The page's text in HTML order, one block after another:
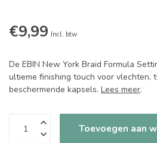
€9,99 Incl. btw
De EBIN New York Braid Formula
ultieme finishing touch voor vlechten,
beschermende kapsels. Lees meer.
Toevoegen aan